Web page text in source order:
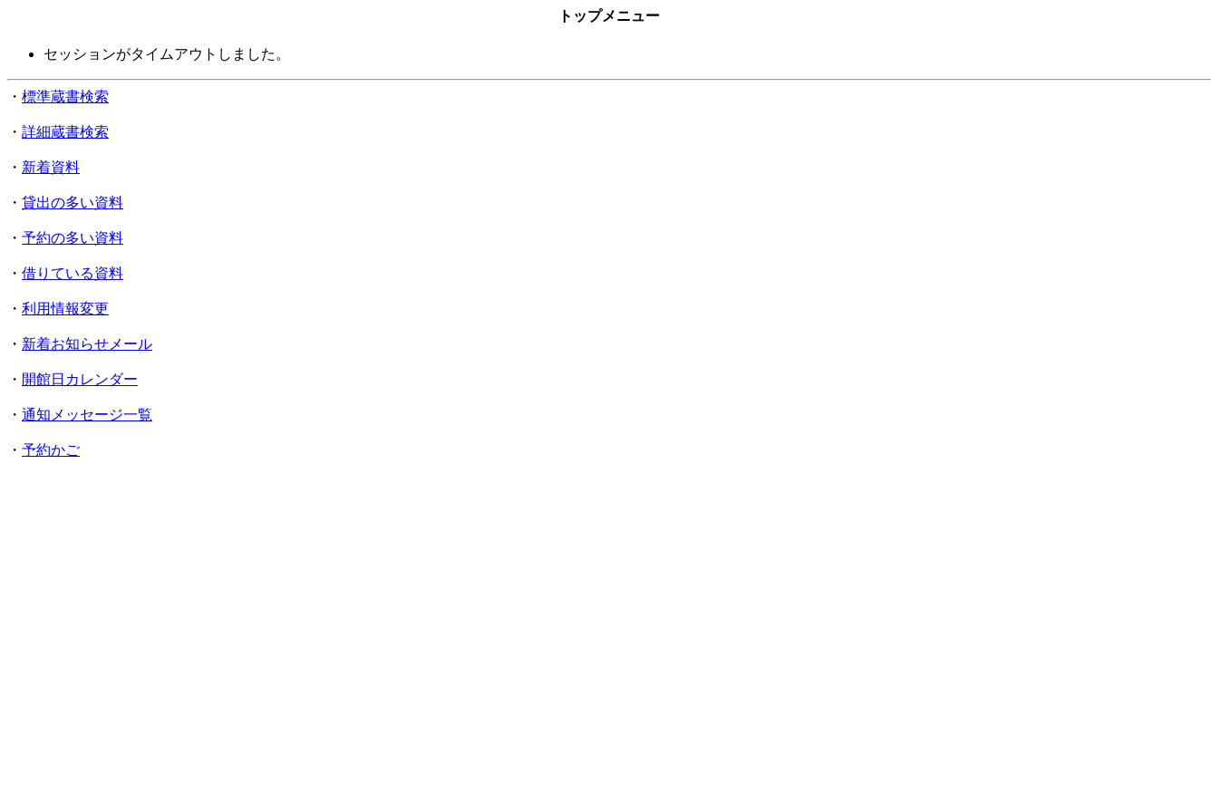
トップメニュー
セッションがタイムアウトしました。
・ 標準蔵書検索
・ 詳細蔵書検索
・ 新着資料
・ 貸出の多い資料
・ 予約の多い資料
・ 借りている資料
・ 利用情報変更
・ 新着お知らせメール
・ 開館日カレンダー
・ 通知メッセージ一覧
・ 予約かご